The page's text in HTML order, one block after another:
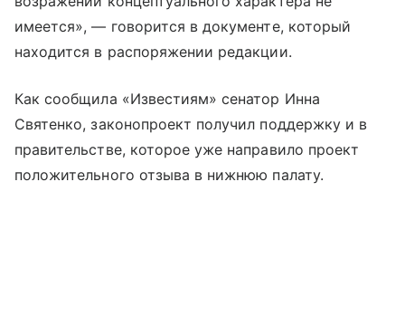
имеется», — говорится в документе, который
находится в распоряжении редакции.
Как сообщила «Известиям» сенатор Инна
Святенко, законопроект получил поддержку и в
правительстве, которое уже направило проект
положительного отзыва в нижнюю палату.